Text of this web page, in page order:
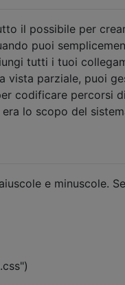
il possibile per
puoi
tutti i tuoi
vista parziale, puoi
codificare percorsi
lo scopo del
e minuscole.